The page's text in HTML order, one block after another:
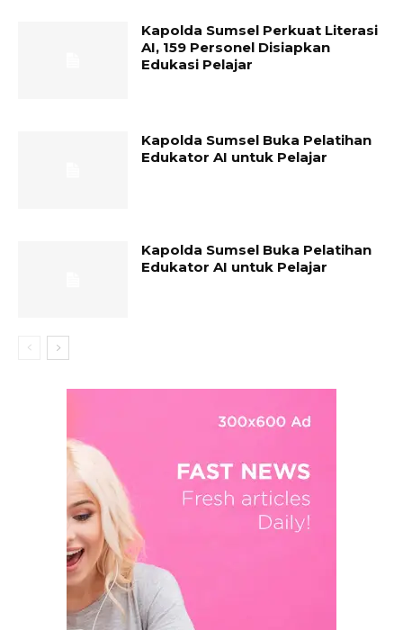
Kapolda Sumsel Perkuat Literasi
AI, 159 Personel Disiapkan
Edukasi Pelajar
Kapolda Sumsel Buka Pelatihan
Edukator AI untuk Pelajar
Kapolda Sumsel Buka Pelatihan
Edukator AI untuk Pelajar